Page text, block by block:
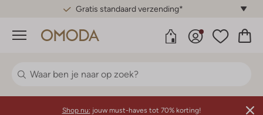
Gratis standaard verzending*
Menu
Shop nu: jouw must-haves tot 70% korting!